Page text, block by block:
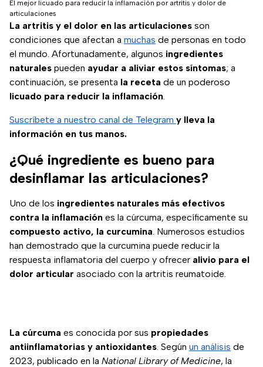
El mejor licuado para reducir la inflamación por artritis y dolor de
articulaciones
La artritis y el dolor en las articulaciones son
condiciones que afectan a muchas de personas en todo
el mundo. Afortunadamente, algunos ingredientes
naturales pueden ayudar a aliviar estos síntomas; a
continuación, se presenta la receta de un poderoso
licuado para reducir la inflamación.
Suscríbete a nuestro canal de Telegram y lleva la
información en tus manos.
¿Qué ingrediente es bueno para
desinflamar las articulaciones?
Uno de los ingredientes naturales más efectivos
contra la inflamación es la cúrcuma, específicamente su
compuesto activo, la curcumina. Numerosos estudios
han demostrado que la curcumina puede reducir la
respuesta inflamatoria del cuerpo y ofrecer alivio para el
dolor articular asociado con la artritis reumatoide.
La cúrcuma es conocida por sus propiedades
antiinflamatorias y antioxidantes. Según un análisis de
2023, publicado en la National Library of Medicine, la